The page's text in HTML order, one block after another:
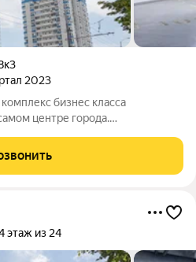
2023
бизнес класса
площадью 17,17 и 16,22
окнами и выходом
этаж из 24